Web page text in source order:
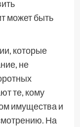
может быть
которые
не
те, кому
имущества и
На